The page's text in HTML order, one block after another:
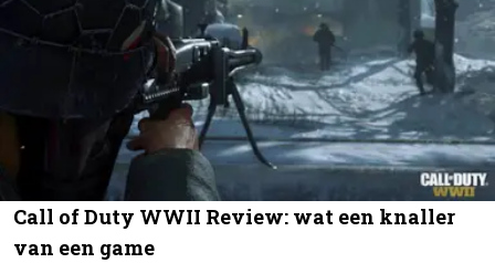
Call of Duty WWII Review: wat een knaller
van een game